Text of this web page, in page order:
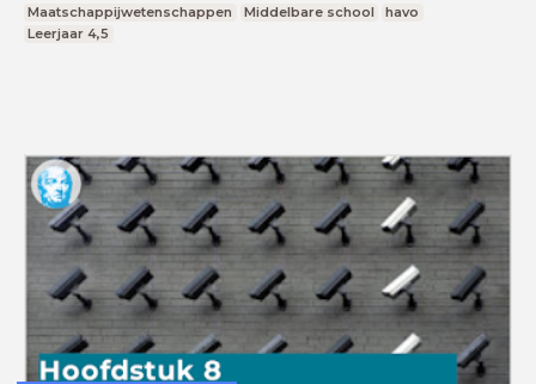
Maatschappijwetenschappen Middelbare school
havo
Leerjaar 4,5